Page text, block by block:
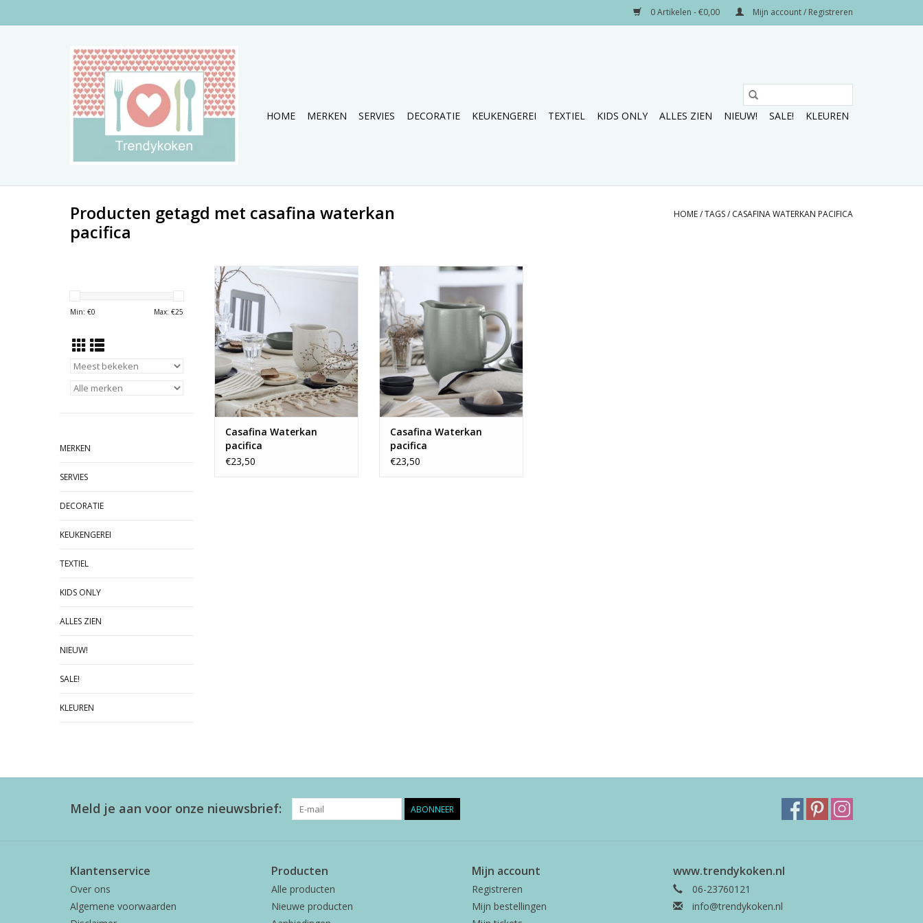
0 Artikelen - €0,00 Mijn account / Registreren
HOME MERKEN SERVIES DECORATIE KEUKENGEREI TEXTIEL KIDS ONLY ALLES ZIEN NIEUW! SALE! KLEUREN
Producten getagd met casafina waterkan
pacifica
HOME/TAGS/ CASAFINA WATERKAN PACIFICA
Min: €0 Max: €25
MERKEN
SERVIES
DECORATIE
KEUKENGEREI
TEXTIEL
KIDS ONLY
ALLES ZIEN
NIEUW!
SALE!
KLEUREN
Stoere waterkan of gebruik jij
deze kan voor sangria...
TOEVOEGEN AAN WINKELWAGEN
Casafina Waterkan
pacifica
€23,50
Stoere waterkan of gebruik jij
deze kan voor sangria...
TOEVOEGEN AAN WINKELWAGEN
Casafina Waterkan
pacifica
€23,50
Meld je aan voor onze nieuwsbrief: ABONNEER
Klantenservice
Over ons
Algemene voorwaarden
Producten
Alle producten
Nieuwe producten
Mijn account
Registreren
Mijn bestellingen
www.trendykoken.nl
06-23760121
info@trendykoken.nl